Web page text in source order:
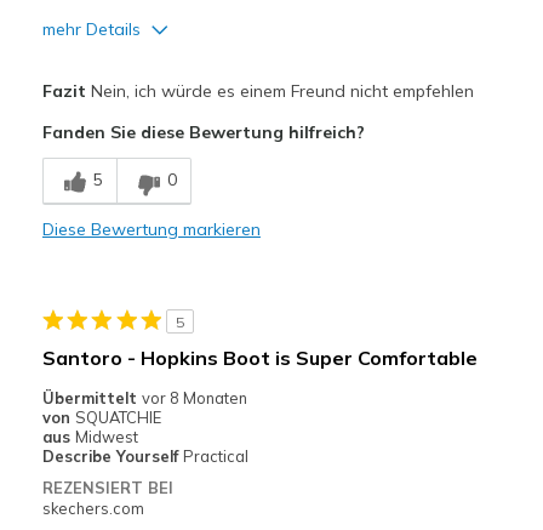
mehr Details
Nachteile
Zu dünne Sohle
Größe
Passt genau
Meine Meinung zu
Schuhen
Fazit Nein, ich würde es einem Freund nicht empfehlen
Fanden Sie diese Bewertung hilfreich?
5 0
Diese Bewertung markieren
5
Santoro - Hopkins Boot is Super Comfortable
Übermittelt vor 8 Monaten
von SQUATCHIE
aus Midwest
Describe Yourself Practical
REZENSIERT BEI
skechers.com